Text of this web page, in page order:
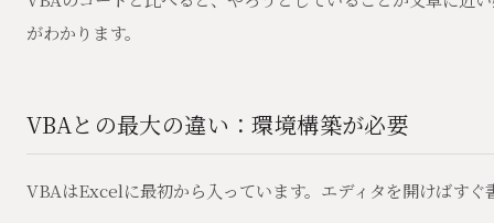
がわかります。
VBAとの最大の違い：環境構築が必要
VBAはExcelに最初から入っています。エディタを開けばすぐ